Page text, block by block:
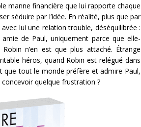
manne financière que lui rapporte chaque
séduire par l’idée. En réalité, plus que par
lui une relation trouble, déséquilibrée :
de Paul, uniquement parce que elle-
n’en est que plus attaché. Étrange
héros, quand Robin est relégué dans
que tout le monde préfère et admire Paul,
concevoir quelque frustration ?